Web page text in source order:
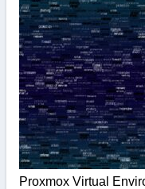
Proxmox Virtual